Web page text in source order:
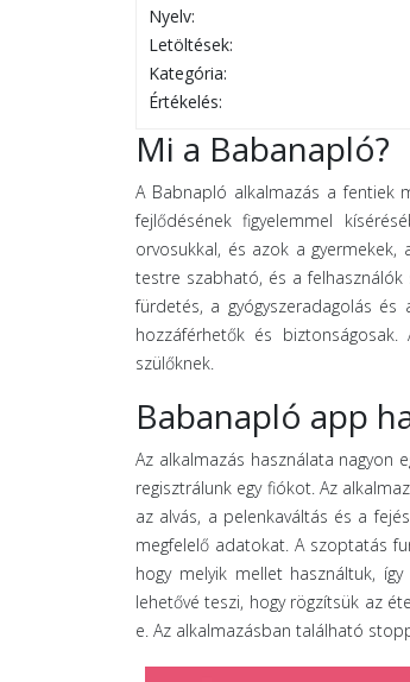
Nyelv:
Letöltések:
Kategória:
Értékelés:
Mi a Babanapló?
A Babnapló alkalmazás a fentiek
fejlődésének figyelemmel
orvosukkal, és azok a gyermekek,
testre szabható, és a
fürdetés, a gyógyszeradagolás
hozzáférhetők és
szülőknek.
Babanapló app
Az alkalmazás használata nagyon
regisztrálunk egy fiókot. Az
az alvás, a pelenkaváltás és a
megfelelő adatokat. A szoptatás
hogy melyik mellet használtuk,
lehetővé teszi, hogy rögzítsük az
e. Az alkalmazásban található